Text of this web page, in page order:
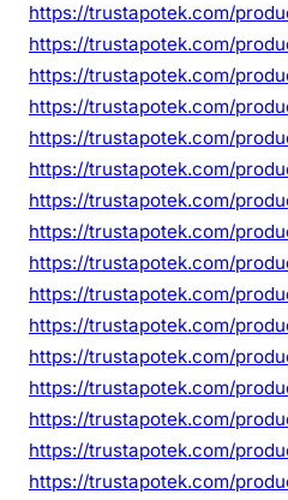
https://trustapotek.com/
https://trustapotek.com/
https://trustapotek.com/
https://trustapotek.com/
https://trustapotek.com/
https://trustapotek.com/
https://trustapotek.com/
https://trustapotek.com/
https://trustapotek.com/
https://trustapotek.com/
https://trustapotek.com/
https://trustapotek.com/
https://trustapotek.com/
https://trustapotek.com/
https://trustapotek.com/
https://trustapotek.com/